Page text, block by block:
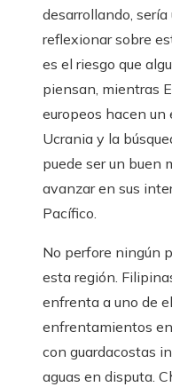
desarrollando,
reflexionar sobre
es el riesgo que
piensan, mientras
europeos hacen un
Ucrania y la
puede ser un buen
avanzar en sus
Pacífico.
No perfore ningún
esta región.
enfrenta a uno de
enfrentamientos
con guardacostas
aguas en disputa.